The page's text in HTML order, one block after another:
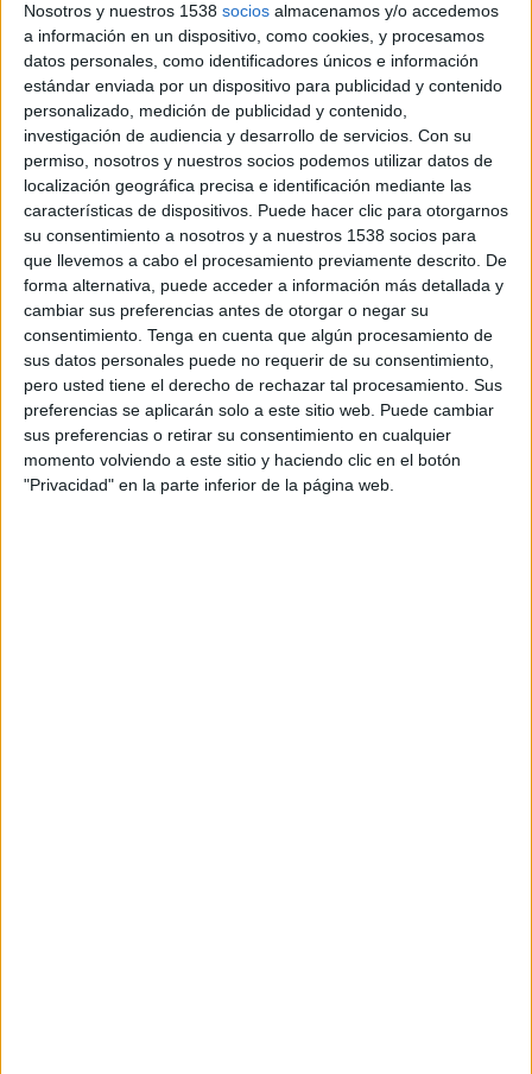
Nosotros y nuestros 1538 socios almacenamos y/o accedemos
a información en un dispositivo, como cookies, y procesamos
datos personales, como identificadores únicos e información
estándar enviada por un dispositivo para publicidad y contenido
personalizado, medición de publicidad y contenido,
investigación de audiencia y desarrollo de servicios. Con su
permiso, nosotros y nuestros socios podemos utilizar datos de
localización geográfica precisa e identificación mediante las
características de dispositivos. Puede hacer clic para otorgarnos
su consentimiento a nosotros y a nuestros 1538 socios para
que llevemos a cabo el procesamiento previamente descrito. De
forma alternativa, puede acceder a información más detallada y
cambiar sus preferencias antes de otorgar o negar su
consentimiento. Tenga en cuenta que algún procesamiento de
sus datos personales puede no requerir de su consentimiento,
pero usted tiene el derecho de rechazar tal procesamiento. Sus
preferencias se aplicarán solo a este sitio web. Puede cambiar
sus preferencias o retirar su consentimiento en cualquier
momento volviendo a este sitio y haciendo clic en el botón
"Privacidad" en la parte inferior de la página web.
Inicialment, el fiscal demanava 6 anys de presó
per a l'acusat. Com que ha reconegut els fets, la
fiscalia i la defensa han pactat una pena de 5
anys i 1 dia per un delicte de corrupció de
menors en la modalitat agreujada de difusió de
pornografia infantil particularment degradant i
vexatòria. En base a l'acord, la secció tercera de
l'Audiència de Girona també li ha imposat 5
anys de llibertat vigilada i que no pugui
treballar amb menors durant 8 anys i 1 dia.
Com que les parts no recorreran, la sentència és
ferma i l'acusat entrarà pel seu propi peu a un
centre penitenciari per complir condemna. El
seu advocat, Marc Prat, ha detallat que la